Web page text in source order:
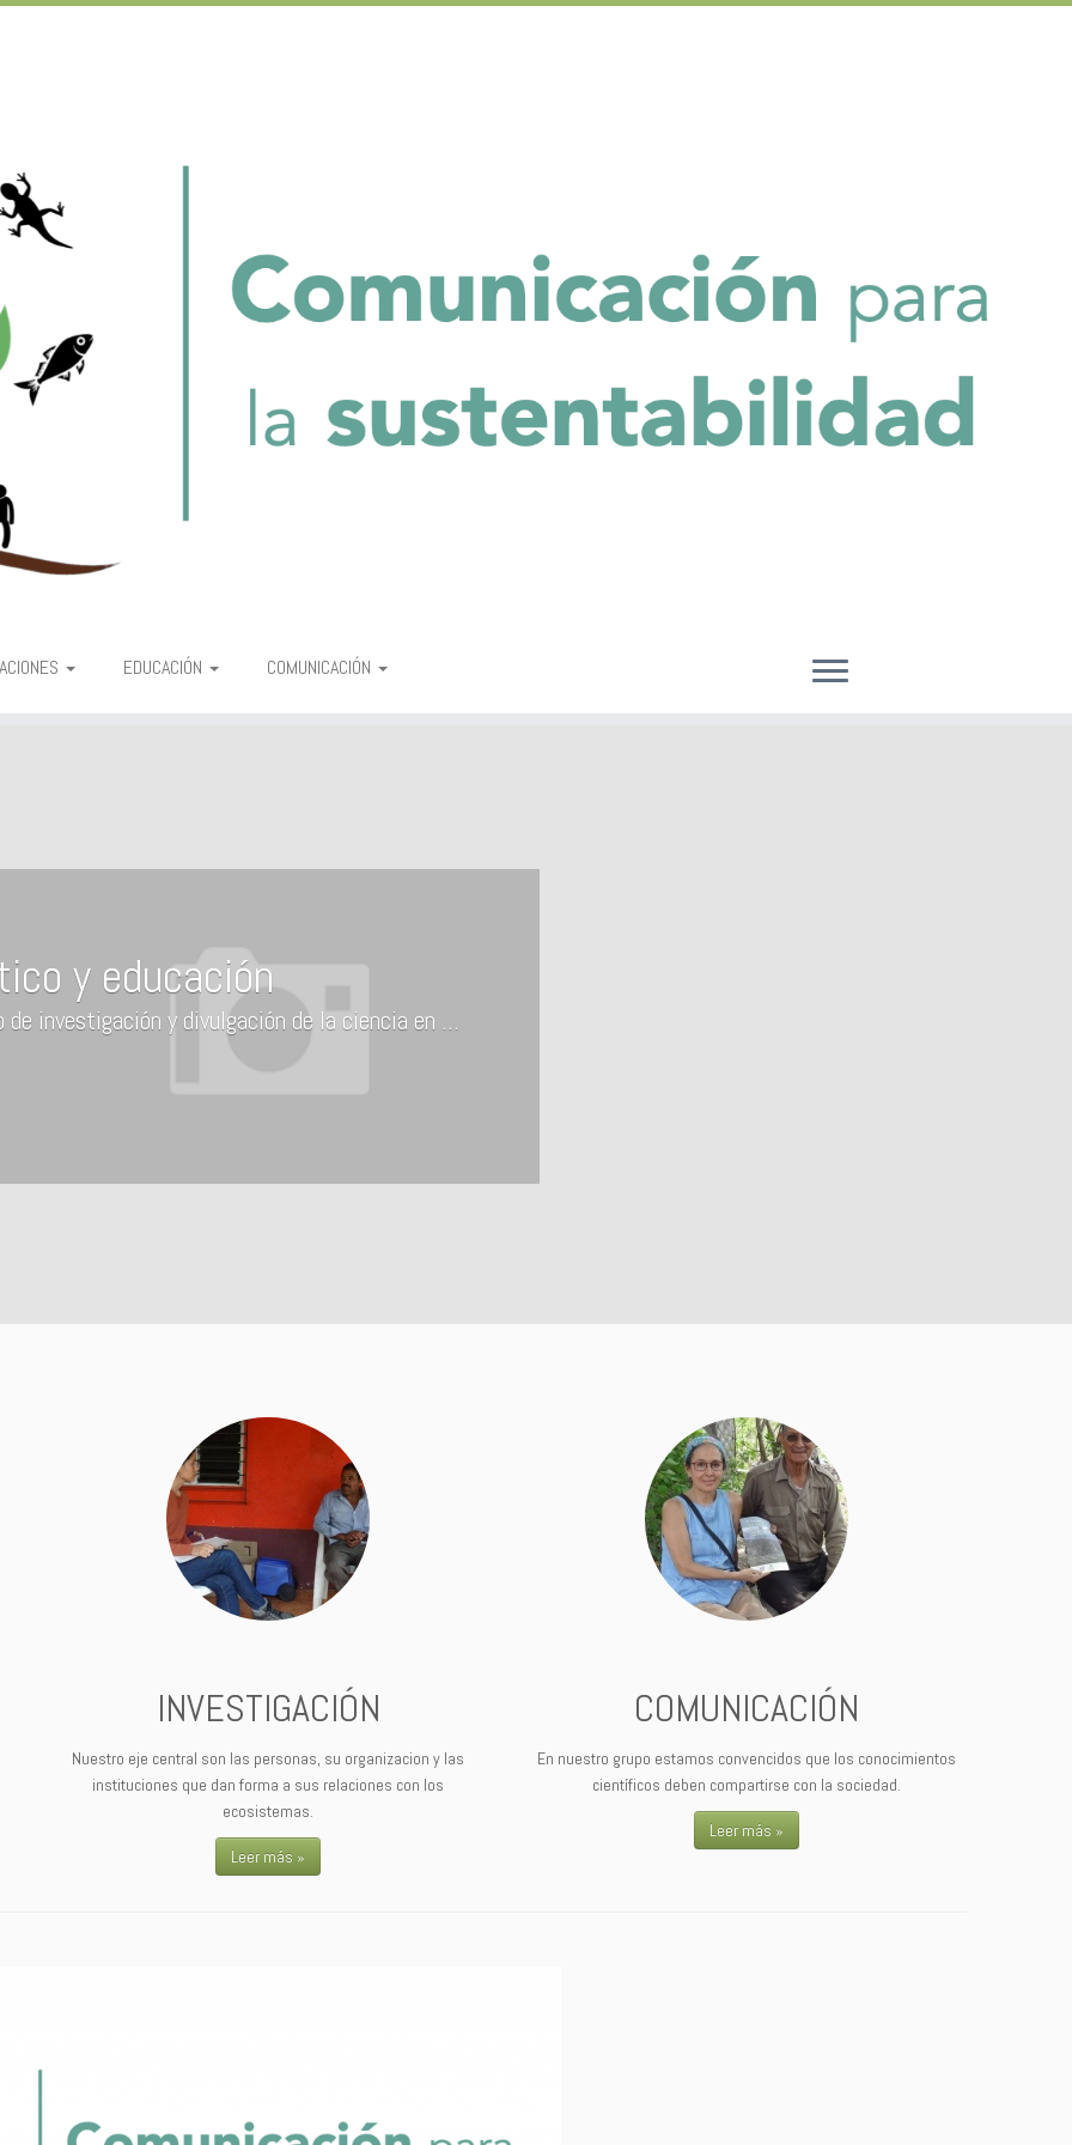
EDUCACIÓN COMUNICACIÓN
y educación
investigación y divulgación de la ciencia en ...
INVESTIGACIÓN
Nuestro eje central son las personas, su organizacion y las
instituciones que dan forma a sus relaciones con los
ecosistemas.
Leer más »
COMUNICACIÓN
En nuestro grupo estamos convencidos que los conocimientos
científicos deben compartirse con la sociedad.
Leer más »